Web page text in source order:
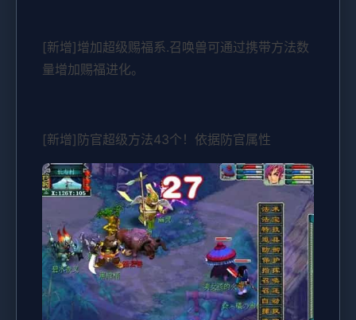
[新增]增加超级赐福系.召唤兽可通过携带方法数
量增加赐福进化。
[新增]防官超级方法43个！依据防官属性